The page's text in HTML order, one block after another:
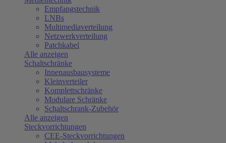
Empfangstechnik
LNBs
Multimediaverteilung
Netzwerkverteilung
Patchkabel
Alle anzeigen
Schaltschränke
Innenausbausysteme
Kleinverteiler
Komplettschränke
Modulare Schränke
Schaltschrank-Zubehör
Alle anzeigen
Steckvorrichtungen
CEE-Steckvorrichtungen